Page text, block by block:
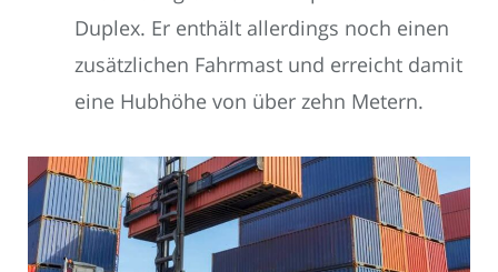
Duplex. Er enthält allerdings noch einen
zusätzlichen Fahrmast und erreicht damit
eine Hubhöhe von über zehn Metern.